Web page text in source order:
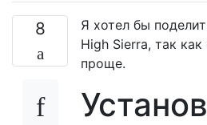
8
Я хотел бы
High Sierra, так
проще.